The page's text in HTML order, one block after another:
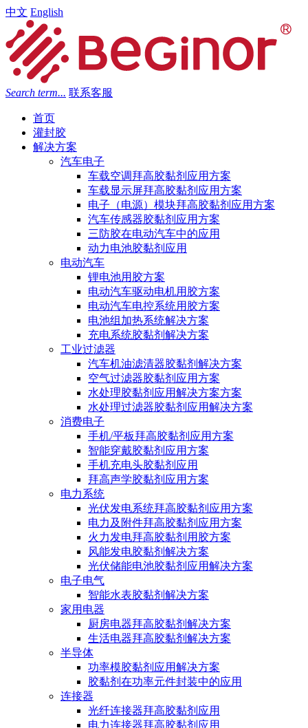
中文 English
Search term... 联系客服
首页
灌封胶
解决方案
汽车电子
车载空调拜高胶黏剂应用方案
车载显示屏拜高胶黏剂应用方案
电子（电源）模块拜高胶黏剂应用方案
汽车传感器胶黏剂应用方案
三防胶在电动汽车中的应用
动力电池胶黏剂应用
电动汽车
锂电池用胶方案
电动汽车驱动电机用胶方案
电动汽车电控系统用胶方案
电池组加热系统解决方案
充电系统胶黏剂解决方案
工业过滤器
汽车机油滤清器胶黏剂解决方案
空气过滤器胶黏剂应用方案
水处理胶黏剂应用解决方案方案
水处理过滤器胶黏剂应用解决方案
消费电子
手机/平板拜高胶黏剂应用方案
智能穿戴胶黏剂应用方案
手机充电头胶黏剂应用
拜高声学胶黏剂应用方案
电力系统
光伏发电系统拜高胶黏剂应用方案
电力及附件拜高胶黏剂应用方案
火力发电拜高胶黏剂用胶方案
风能发电胶黏剂解决方案
光伏储能电池胶黏剂应用解决方案
电子电气
智能水表胶黏剂解决方案
家用电器
厨房电器拜高胶黏剂解决方案
生活电器拜高胶黏剂解决方案
半导体
功率模胶黏剂应用解决方案
胶黏剂在功率元件封装中的应用
连接器
光纤连接器拜高胶黏剂应用
电力连接器拜高胶黏剂应用